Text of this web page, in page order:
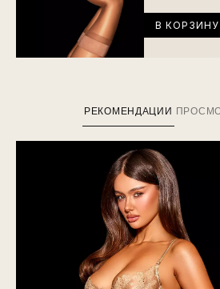
В КОРЗИНУ
РЕКОМЕНДАЦИИ